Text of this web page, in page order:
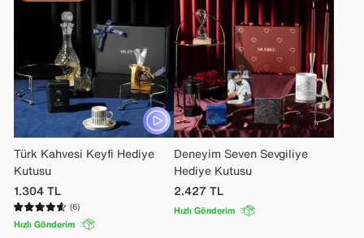
Türk Kahvesi Keyfi Hediye
Kutusu
1.304TL
(6)
Hızlı Gönderim
Deneyim Seven Sevgiliye
Hediye Kutusu
2.427TL
Hızlı Gönderim